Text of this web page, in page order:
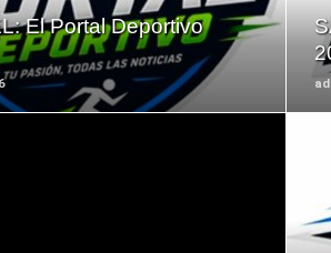
El Portal Deportivo